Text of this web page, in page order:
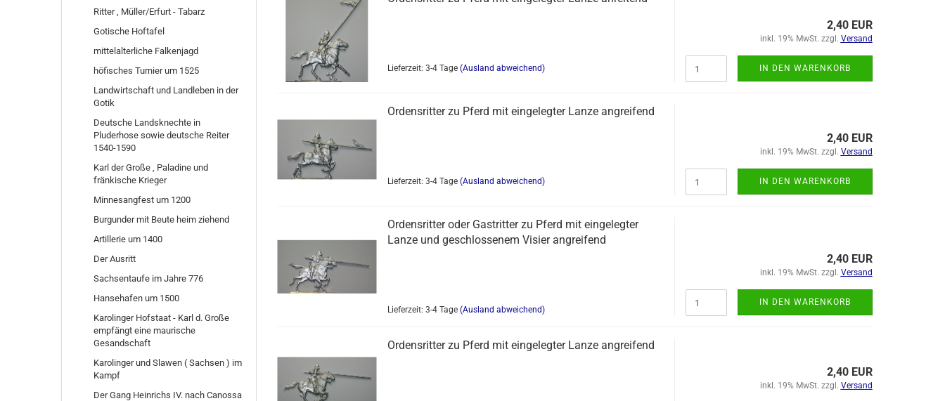
Lieferzeit: 3-4 Tage (Ausland abweichend)
2,40 EUR
inkl. 19% MwSt. zzgl. Versand
IN DEN WARENKORB
Ordensritter zu Pferd mit eingelegter Lanze angreifend
Lieferzeit: 3-4 Tage (Ausland abweichend)
2,40 EUR
inkl. 19% MwSt. zzgl. Versand
IN DEN WARENKORB
Ordensritter oder Gastritter zu Pferd mit eingelegter
Lanze und geschlossenem Visier angreifend
Lieferzeit: 3-4 Tage (Ausland abweichend)
2,40 EUR
inkl. 19% MwSt. zzgl. Versand
IN DEN WARENKORB
Ordensritter zu Pferd mit eingelegter Lanze angreifend
2,40 EUR
inkl. 19% MwSt. zzgl. Versand
Ritter , Müller/Erfurt - Tabarz
Gotische Hoftafel
mittelalterliche Falkenjagd
höfisches Turnier um 1525
Landwirtschaft und Landleben in der
Gotik
Deutsche Landsknechte in
Pluderhose sowie deutsche Reiter
1540-1590
Karl der Große , Paladine und
fränkische Krieger
Minnesangfest um 1200
Burgunder mit Beute heim ziehend
Artillerie um 1400
Der Ausritt
Sachsentaufe im Jahre 776
Hansehafen um 1500
Karolinger Hofstaat - Karl d. Große
empfängt eine maurische
Gesandschaft
Karolinger und Slawen ( Sachsen ) im
Kampf
Der Gang Heinrichs IV. nach Canossa